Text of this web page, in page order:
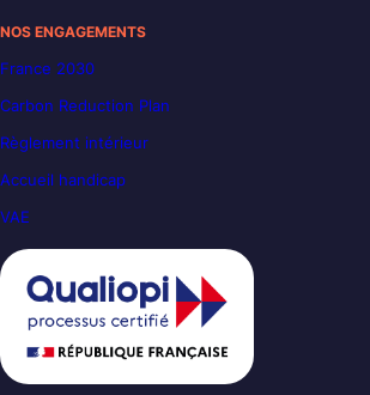
NOS ENGAGEMENTS
France 2030
Carbon Reduction Plan
Règlement intérieur
Accueil handicap
VAE